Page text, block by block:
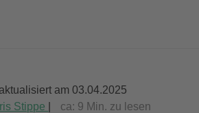
am 03.04.2025
Stippe ca: 9 Min. zu lesen